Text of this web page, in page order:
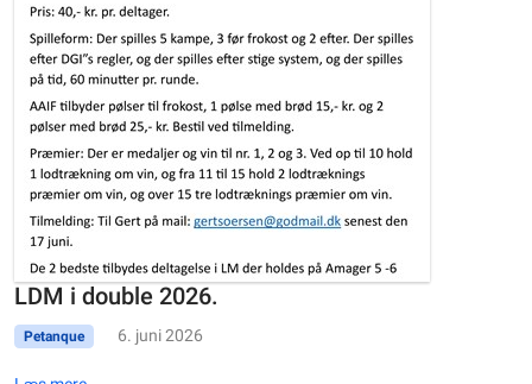
LDM i double 2026.
Petanque 6. juni 2026